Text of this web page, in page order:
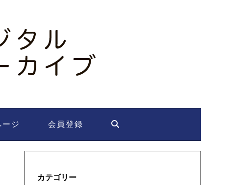
ジ 会員登録
カテゴリー